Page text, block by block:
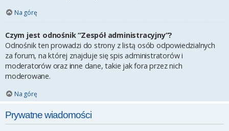
Na górę
Czym jest odnośnik “Zespół administracyjny”?
Odnośnik ten prowadzi do strony z listą osób odpowiedzialnych
za forum, na której znajduje się spis administratorów i
moderatorów oraz inne dane, takie jak fora przez nich
moderowane.
Na górę
Prywatne wiadomości